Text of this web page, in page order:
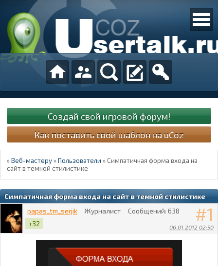
Создай свой игровой форум!
Как поставить свой шаблон на uCoz
»Веб-мастеру »Пользователи »Симпатичная форма входа на
сайт в темной стилистике
Симпатичная форма входа на сайт в темной стилистике
1
06.01.2012 02:50
papas_tm_serjik Журналист Сообщений: 638
+32